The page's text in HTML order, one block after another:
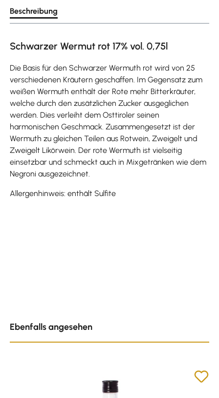
Beschreibung
Schwarzer Wermut rot 17% vol. 0,75l
Die Basis für den Schwarzer Wermuth rot wird von 25
verschiedenen Kräutern geschaffen. Im Gegensatz zum
weißen Wermuth enthält der Rote mehr Bitterkräuter,
welche durch den zusätzlichen Zucker ausgeglichen
werden. Dies verleiht dem Osttiroler seinen
harmonischen Geschmack. Zusammengesetzt ist der
Wermuth zu gleichen Teilen aus Rotwein, Zweigelt und
Zweigelt Likörwein. Der rote Wermuth ist vielseitig
einsetzbar und schmeckt auch in Mixgetränken wie dem
Negroni ausgezeichnet.
Allergenhinweis: enthält Sulfite
Ebenfalls angesehen